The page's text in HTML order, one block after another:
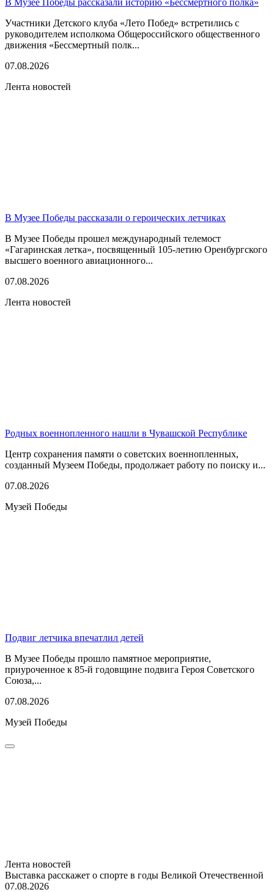
Участники Детского клуба «Лето Побед» встретились с
руководителем исполкома Общероссийского общественного
движения «Бессмертный полк...
07.08.2026
Лента новостей
В Музее Победы рассказали о героических летчиках
В Музее Победы прошел международный телемост
«Гагаринская летка», посвященный 105-летию Оренбургского
высшего военного авиационного...
07.08.2026
Лента новостей
Родных военнопленного нашли в Чувашской Республике
Центр сохранения памяти о советских военнопленных,
созданный Музеем Победы, продолжает работу по поиску и...
07.08.2026
Музей Победы
Подвиг летчика впечатлил детей
В Музее Победы прошло памятное мероприятие,
приуроченное к 85-й годовщине подвига Героя Советского
Союза,...
07.08.2026
Музей Победы
Лента новостей
Выставка расскажет о спорте в годы Великой Отечественной
07.08.2026